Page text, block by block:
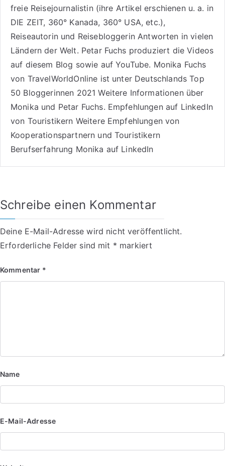
freie Reisejournalistin (ihre Artikel erschienen u. a. in
DIE ZEIT, 360° Kanada, 360° USA, etc.),
Reiseautorinund Reisebloggerin Antworten in vielen
Ländern der Welt. Petar Fuchs produziert die Videos
auf diesem Blog sowie aufYouTube. Monika Fuchs
von TravelWorldOnline ist unter Deutschlands Top
50 Bloggerinnen 2021 Weitere Informationen über
Monika und Petar Fuchs. Empfehlungen auf LinkedIn
von Touristikern Weitere Empfehlungen von
Kooperationspartnern und Touristikern
Berufserfahrung Monika auf LinkedIn
Schreibe einen Kommentar
Deine E-Mail-Adresse wird nicht veröffentlicht.
Erforderliche Felder sind mit * markiert
Kommentar *
Name
E-Mail-Adresse